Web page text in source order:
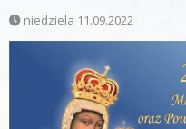
niedziela 11.09.2022